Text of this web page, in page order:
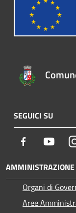
SEGUICI SU
Facebook
AMMINISTRAZIONE
Organi di
Aree